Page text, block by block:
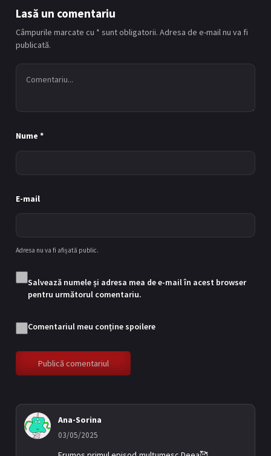
28/06/2025
Episodul 10
11
12
Episodul 13
Lasă un comentariu
Câmpurile marcate cu * sunt obligatorii. Adresa de e-mail nu va fi
publicată.
Nume *
E-mail
Adresa nu va fi afișată public.
Salvează numele și adresa mea de e-mail în acest browser
pentru următorul comentariu.
Comentariul meu conține spoilere
Ana-Sorina
03/05/2025